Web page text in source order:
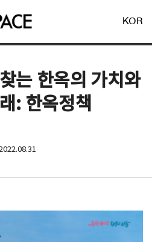
로그인
로그인
KOR
는 한옥의 가치와
: 한옥정책